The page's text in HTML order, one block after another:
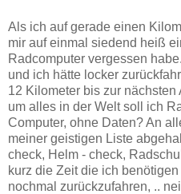
Als ich auf gerade einen
mir auf einmal siedend heiß
Radcomputer vergessen
und ich hätte locker
12 Kilometer bis zur nächsten
um alles in der Welt soll ich
Computer, ohne Daten? An
meiner geistigen Liste
check, Helm - check,
kurz die Zeit die ich
nochmal zurückzufahren, ..